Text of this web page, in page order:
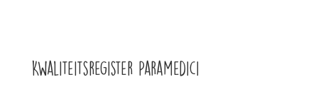
Kwaliteitsregister Paramedici